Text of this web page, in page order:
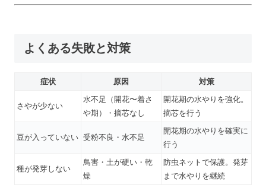
よくある失敗と対策
症状 原因 対策
さやが少ない
水不足（開花〜着さ
や期）・摘芯なし
開花期の水やりを強化。
摘芯を行う
豆が入っていない 受粉不良・水不足
開花期の水やりを確実に
行う
種が発芽しない
鳥害・土が硬い・乾
燥
防虫ネットで保護。発芽
まで水やりを継続